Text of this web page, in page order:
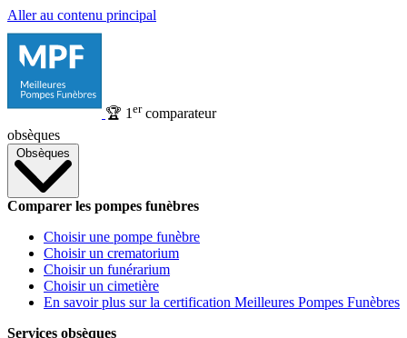
Aller au contenu principal
🏆 1 ercomparateur
obsèques
Obsèques
Comparer les pompes funèbres
Choisir une pompe funèbre
Choisir un crematorium
Choisir un funérarium
Choisir un cimetière
En savoir plus sur la certification Meilleures Pompes Funèbres
Services obsèques